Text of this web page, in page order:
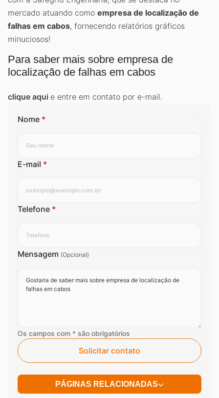
mercado atuando como empresa de localização de
falhas em cabos, fornecendo relatórios gráficos
minuciosos!
Para saber mais sobre empresa de
localização de falhas em cabos
clique aqui e entre em contato por e-mail.
Nome *
E-mail *
Telefone *
Mensagem (Opcional)
Os campos com * são obrigatórios
Solicitar contato
PÁGINAS RELACIONADAS